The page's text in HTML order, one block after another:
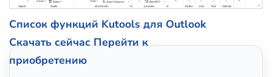
Список функций Kutools для Outlook
Скачать сейчас Перейти к
приобретению